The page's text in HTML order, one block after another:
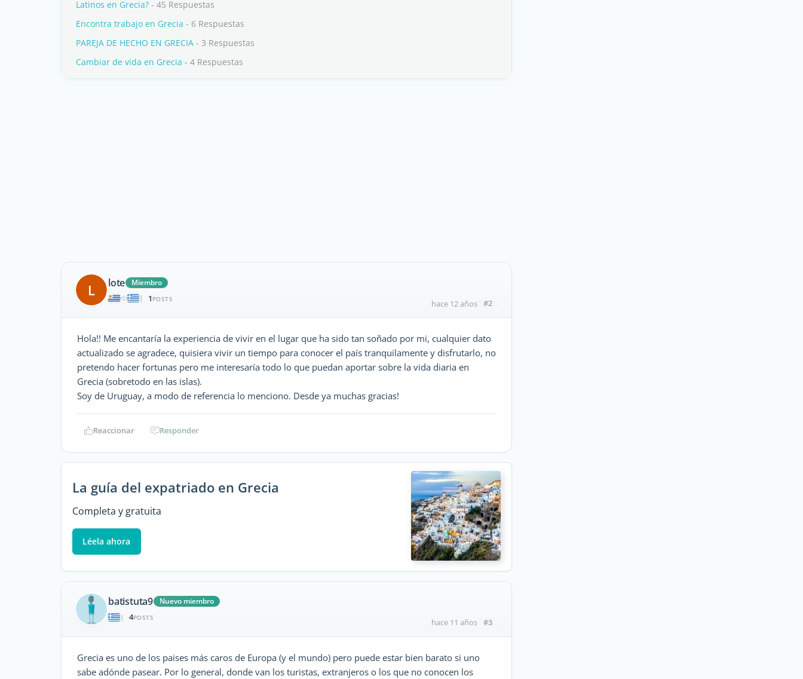
Latinos en Grecia? - 45 Respuestas
Encontra trabajo en Grecia - 6 Respuestas
PAREJA DE HECHO EN GRECIA - 3 Respuestas
Cambiar de vida en Grecia - 4 Respuestas
L lote
Miembro
|
1 POSTS hace 12 años #2
Hola!! Me encantaría la experiencia de vivir en el lugar que ha sido tan soñado por mi, cualquier dato
actualizado se agradece, quisiera vivir un tiempo para conocer el país tranquilamente y disfrutarlo, no
pretendo hacer fortunas pero me interesaría todo lo que puedan aportar sobre la vida diaria en
Grecia (sobretodo en las islas).
Soy de Uruguay, a modo de referencia lo menciono. Desde ya muchas gracias!
Reaccionar Responder
La guía del expatriado en Grecia
Completa y gratuita
Léela ahora
batistuta9
Nuevo miembro
|
4POSTS hace 11 años #3
Grecia es uno de los paises más caros de Europa (y el mundo) pero puede estar bien barato si uno
sabe adónde pasear. Por lo general, donde van los turistas, extranjeros o los que no conocen los